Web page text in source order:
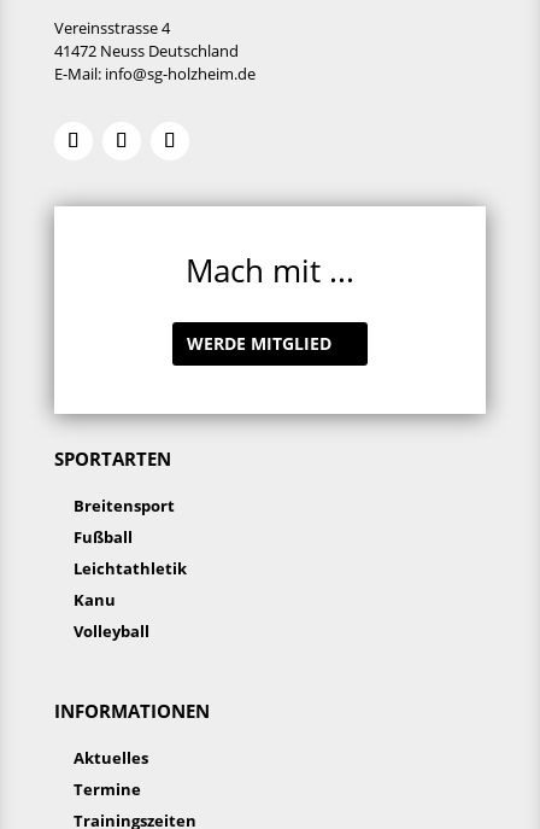
Vereinsstrasse 4
41472 Neuss Deutschland
E-Mail: info@sg-holzheim.de
Mach mit ...
WERDE MITGLIED
SPORTARTEN
Breitensport
Fußball
Leichtathletik
Kanu
Volleyball
INFORMATIONEN
Aktuelles
Termine
Trainingszeiten